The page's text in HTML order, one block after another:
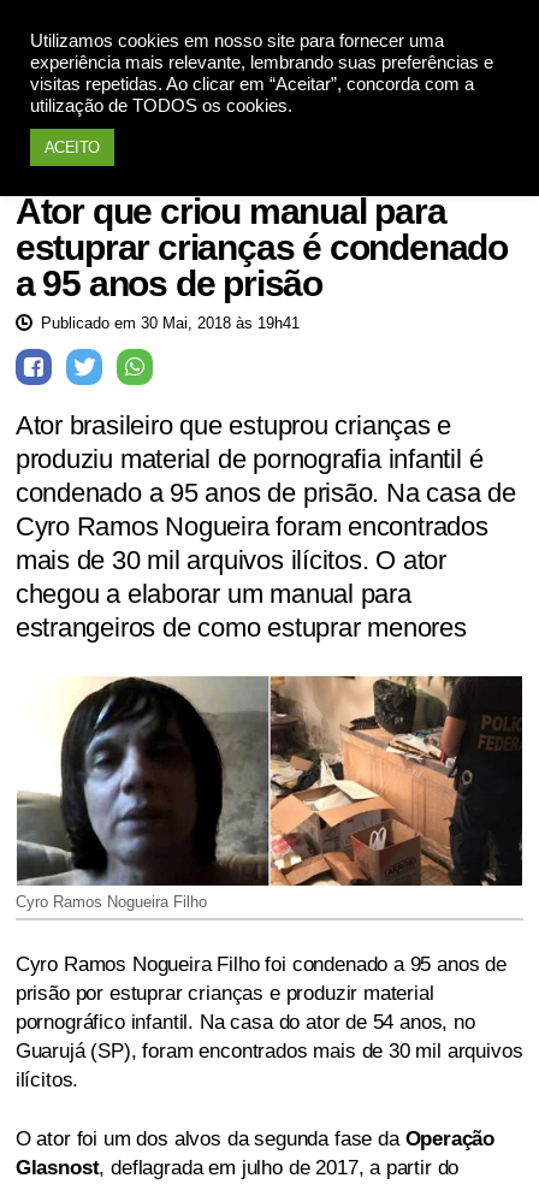
Utilizamos cookies em nosso site para fornecer uma
experiência mais relevante, lembrando suas preferências e
visitas repetidas. Ao clicar em “Aceitar”, concorda com a
utilização de TODOS os cookies.
ACEITO
Barbárie
Ator que criou manual para
estuprar crianças é condenado
a 95 anos de prisão
Publicado em 30 Mai, 2018 às 19h41
Ator brasileiro que estuprou crianças e
produziu material de pornografia infantil é
condenado a 95 anos de prisão. Na casa de
Cyro Ramos Nogueira foram encontrados
mais de 30 mil arquivos ilícitos. O ator
chegou a elaborar um manual para
estrangeiros de como estuprar menores
Cyro Ramos Nogueira Filho
Cyro Ramos Nogueira Filho foi condenado a 95 anos de
prisão por estuprar crianças e produzir material
pornográfico infantil. Na casa do ator de 54 anos, no
Guarujá (SP), foram encontrados mais de 30 mil arquivos
ilícitos.
O ator foi um dos alvos da segunda fase da Operação
Glasnost, deflagrada em julho de 2017, a partir do